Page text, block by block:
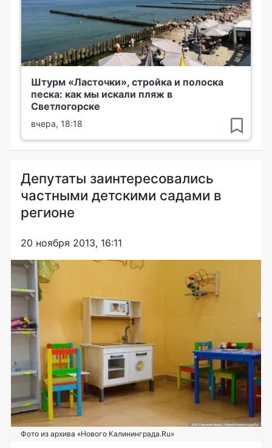
Штурм «Ласточки», стройка и полоска
песка: как мы искали пляж в
Светлогорске
вчера, 18:18
Депутаты заинтересовались
частными детскими садами в
регионе
20 ноября 2013, 16:11
Фото из архива «Нового Калининграда.Ru»